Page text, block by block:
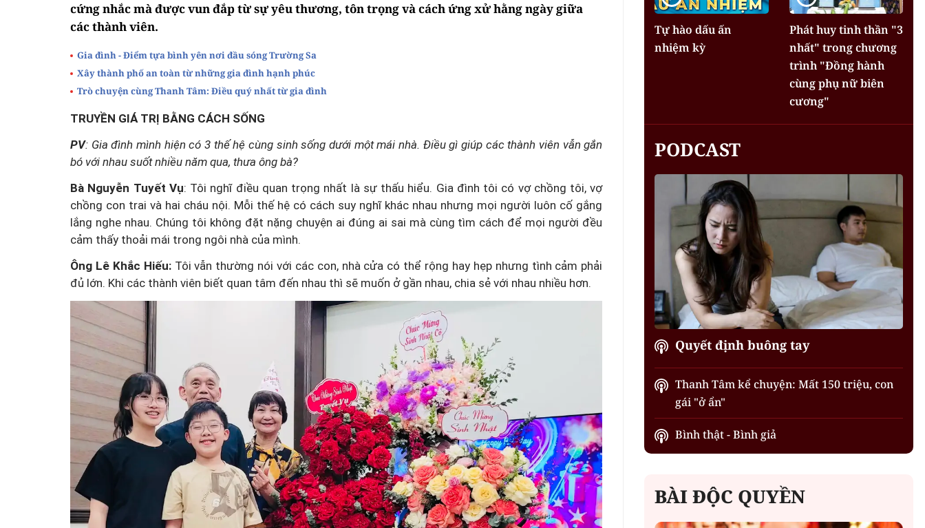
cứng nhắc mà được vun đắp từ sự yêu thương, tôn trọng và cách ứng xử hằng ngày giữa
các thành viên.
Gia đình - Điểm tựa bình yên nơi đầu sóng Trường Sa
Xây thành phố an toàn từ những gia đình hạnh phúc
Trò chuyện cùng Thanh Tâm: Điều quý nhất từ gia đình
TRUYỀN GIÁ TRỊ BẰNG CÁCH SỐNG
PV: Gia đình mình hiện có 3 thế hệ cùng sinh sống dưới một mái nhà. Điều gì giúp các thành viên vẫn gắn
bó với nhau suốt nhiều năm qua, thưa ông bà?
Bà Nguyễn Tuyết Vụ: Tôi nghĩ điều quan trọng nhất là sự thấu hiểu. Gia đình tôi có vợ chồng tôi, vợ
chồng con trai và hai cháu nội. Mỗi thế hệ có cách suy nghĩ khác nhau nhưng mọi người luôn cố gắng
lắng nghe nhau. Chúng tôi không đặt nặng chuyện ai đúng ai sai mà cùng tìm cách để mọi người đều
cảm thấy thoải mái trong ngôi nhà của mình.
Ông Lê Khắc Hiếu: Tôi vẫn thường nói với các con, nhà cửa có thể rộng hay hẹp nhưng tình cảm phải
đủ lớn. Khi các thành viên biết quan tâm đến nhau thì sẽ muốn ở gần nhau, chia sẻ với nhau nhiều hơn.
Tự hào dấu ấn
nhiệm kỳ
Phát huy tinh thần "3
nhất" trong chương
trình "Đồng hành
cùng phụ nữ biên
cương"
PODCAST
Quyết định buông tay
Thanh Tâm kể chuyện: Mất 150 triệu, con
gái "ở ẩn"
Bình thật - Bình giả
BÀI ĐỘC QUYỀN